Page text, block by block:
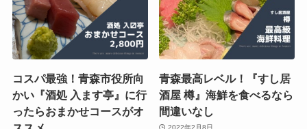
コスパ最強！青森市役所向
かい『酒処 入ます亭』に行
ったらおまかせコースがオ
青森最高レベル！『すし居
酒屋 樽』海鮮を食べるなら
間違いなし
2022年2月8日